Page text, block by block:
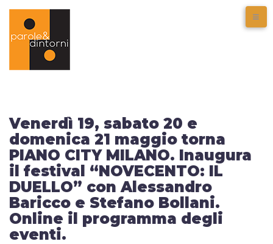
Venerdì 19, sabato 20 e
domenica 21 maggio torna
PIANO CITY MILANO. Inaugura
il festival “NOVECENTO: IL
DUELLO” con Alessandro
Baricco e Stefano Bollani.
Online il programma degli
eventi.